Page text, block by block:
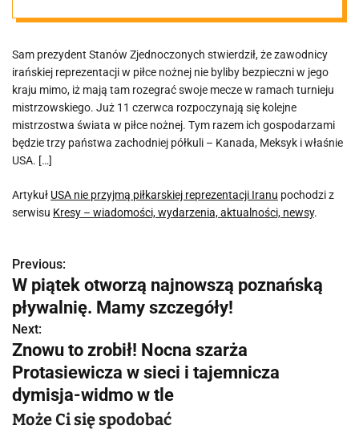
Iranu
Sam prezydent Stanów Zjednoczonych stwierdził, że zawodnicy
irańskiej reprezentacji w piłce nożnej nie byliby bezpieczni w jego
kraju mimo, iż mają tam rozegrać swoje mecze w ramach turnieju
mistrzowskiego. Już 11 czerwca rozpoczynają się kolejne
mistrzostwa świata w piłce nożnej. Tym razem ich gospodarzami
będzie trzy państwa zachodniej półkuli – Kanada, Meksyk i właśnie
USA. […]
Artykuł USA nie przyjmą piłkarskiej reprezentacji Iranu pochodzi z
serwisu Kresy – wiadomości, wydarzenia, aktualności, newsy.
N
a
w
i
g
a
Previous:
W piątek otworzą najnowszą poznańską
pływalnię. Mamy szczegóły!
Next:
Znowu to zrobił! Nocna szarża
Protasiewicza w sieci i tajemnicza
dymisja-widmo w tle
Może Ci się spodobać